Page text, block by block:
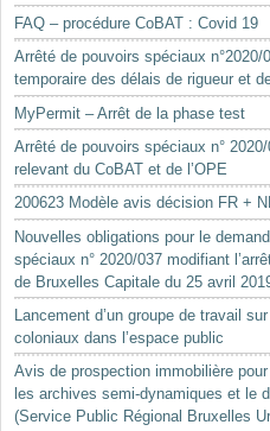
FAQ – procédure CoBAT : Covid 19
Arrêté de pouvoirs spéciaux
temporaire des délais de rigueur et
MyPermit – Arrêt de la phase test
Arrêté de pouvoirs spéciaux n°
relevant du CoBAT et de l’OPE
200623 Modèle avis décision FR +
Nouvelles obligations pour le
spéciaux n° 2020/037 modifiant
de Bruxelles Capitale du 25 avril
Lancement d’un groupe de travail
coloniaux dans l’espace public
Avis de prospection immobilière
les archives semi-dynamiques et le
(Service Public Régional Bruxelles